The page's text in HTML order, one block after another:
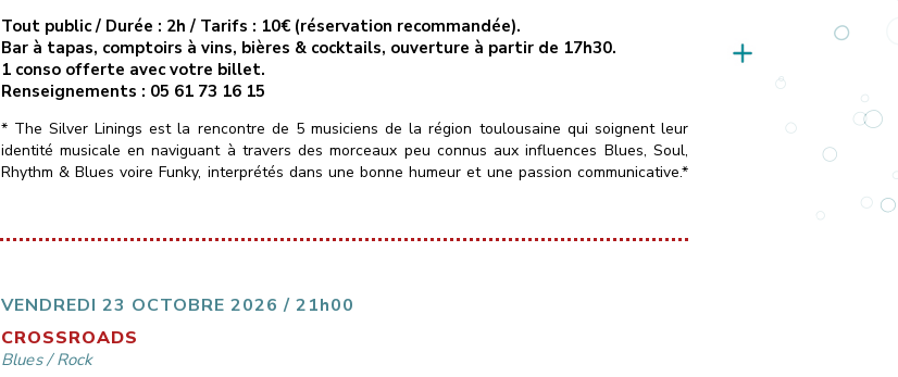
Tout public / Durée : 2h / Tarifs : 10€ (réservation recommandée).
Bar à tapas, comptoirs à vins, bières & cocktails, ouverture à partir de 17h30.
1 conso offerte avec votre billet.
Renseignements : 05 61 73 16 15
* The Silver Linings est la rencontre de 5 musiciens de la région toulousaine qui soignent leur
identité musicale en naviguant à travers des morceaux peu connus aux influences Blues, Soul,
Rhythm & Blues voire Funky, interprétés dans une bonne humeur et une passion communicative.*
VENDREDI 23 OCTOBRE 2026 / 21h00
CROSSROADS
Blues/Rock